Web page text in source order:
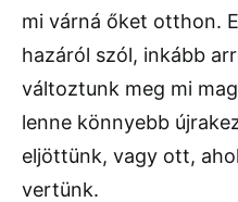
mi várná őket otthon.
hazáról szól, inkább
változtunk meg mi
lenne könnyebb
eljöttünk, vagy ott,
vertünk.